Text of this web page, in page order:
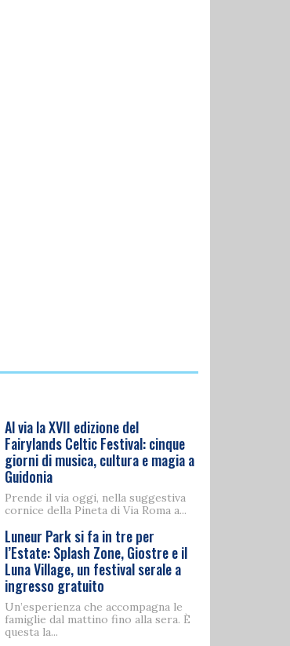
Al via la XVII edizione del
Fairylands Celtic Festival: cinque
giorni di musica, cultura e magia a
Guidonia
Prende il via oggi, nella suggestiva
cornice della Pineta di Via Roma a...
Luneur Park si fa in tre per
l’Estate: Splash Zone, Giostre e il
Luna Village, un festival serale a
ingresso gratuito
Un’esperienza che accompagna le
famiglie dal mattino fino alla sera. È
questa la...